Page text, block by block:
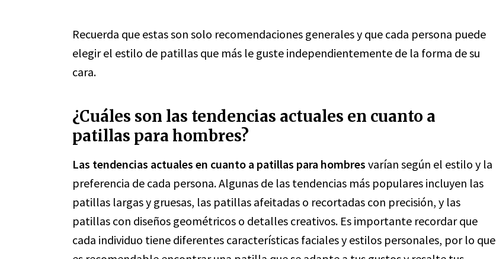
Recuerda que estas son solo recomendaciones generales y que cada persona puede
elegir el estilo de patillas que más le guste independientemente de la forma de su
cara.
¿Cuáles son las tendencias actuales en cuanto a
patillas para hombres?
Las tendencias actuales en cuanto a patillas para hombres varían según el estilo y la
preferencia de cada persona. Algunas de las tendencias más populares incluyen las
patillas largas y gruesas, las patillas afeitadas o recortadas con precisión, y las
patillas con diseños geométricos o detalles creativos. Es importante recordar que
cada individuo tiene diferentes características faciales y estilos personales, por lo que